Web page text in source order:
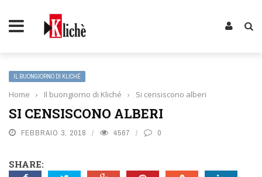
IL BUONGIORNO DI KLICHÉ
Home › Il buongiorno di Kliché › Si censiscono alberi
SI CENSISCONO ALBERI
FEBBRAIO 3, 2018 4567 0
SHARE: